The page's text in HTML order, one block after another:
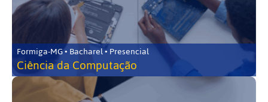
Formiga-MG • Bacharel • Presencial
Ciência da Computação